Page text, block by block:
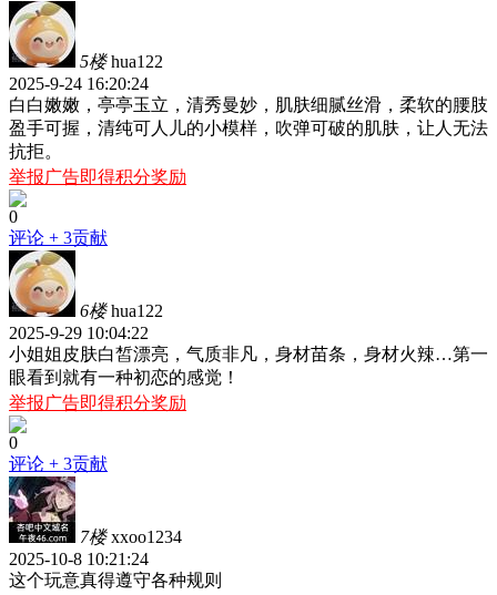
5楼 hua122
2025-9-24 16:20:24
白白嫩嫩，亭亭玉立，清秀曼妙，肌肤细腻丝滑，柔软的腰肢
盈手可握，清纯可人儿的小模样，吹弹可破的肌肤，让人无法
抗拒。
举报广告即得积分奖励
0
评论 + 3贡献
6楼 hua122
2025-9-29 10:04:22
小姐姐皮肤白皙漂亮，气质非凡，身材苗条，身材火辣…第一
眼看到就有一种初恋的感觉！
举报广告即得积分奖励
0
评论 + 3贡献
7楼 xxoo1234
2025-10-8 10:21:24
这个玩意真得遵守各种规则